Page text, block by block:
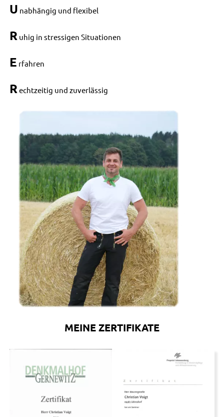
U nabhängig und flexibel
R uhig in stressigen Situationen
E rfahren
R echtzeitig und zuverlässig
MEINE ZERTIFIKATE